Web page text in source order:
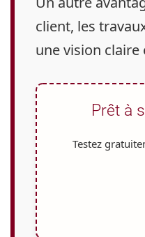
client, les
une vision
Prêt à
Testez